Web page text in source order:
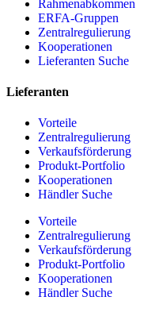
Rahmenabkommen
ERFA-Gruppen
Zentralregulierung
Kooperationen
Lieferanten Suche
Lieferanten
Vorteile
Zentralregulierung
Verkaufsförderung
Produkt-Portfolio
Kooperationen
Händler Suche
Vorteile
Zentralregulierung
Verkaufsförderung
Produkt-Portfolio
Kooperationen
Händler Suche